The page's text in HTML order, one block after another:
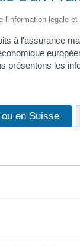
l'information légale
à l'assurance
présentons les
en Suisse